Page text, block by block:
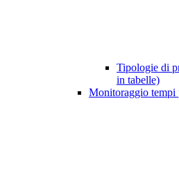
Tipologie di
in tabelle)
Monitoraggio tempi